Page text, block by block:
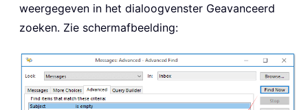
weergegeven in het dialoogvenster Geavanceerd
zoeken. Zie schermafbeelding: